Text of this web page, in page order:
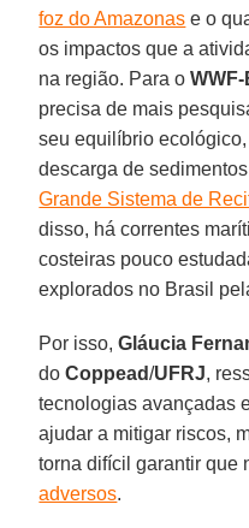
foz do Amazonas e o
os impactos que a
na região. Para oWWF-
precisa de mais
seu equilíbrio
descarga de
Grande Sistema de
disso, há correntes
costeiras pouco
explorados no Brasil
Por isso,Gláucia
doCoppead/UFRJ,
tecnologias avançadas
ajudar a mitigar riscos,
torna difícil garantir que
adversos.